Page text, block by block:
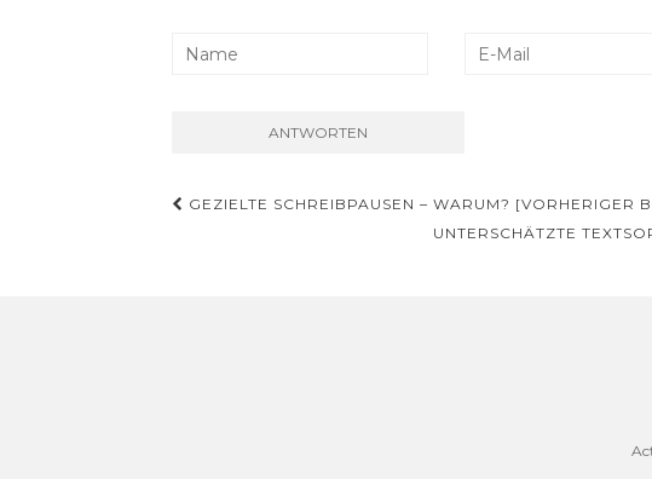
Beitrags-
GEZIELTE SCHREIBPAUSEN – WARUM? [VORHERIGER
UNTERSCHÄTZTE